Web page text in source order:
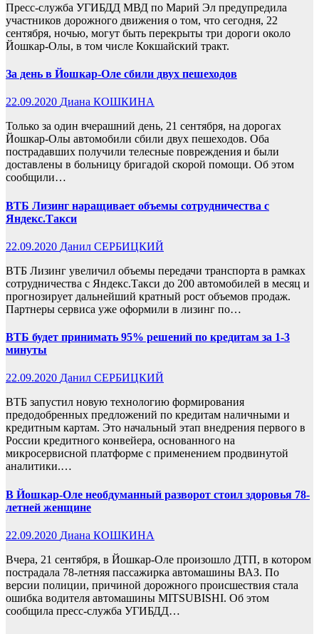
Пресс-служба УГИБДД МВД по Марий Эл предупредила
участников дорожного движения о том, что сегодня, 22
сентября, ночью, могут быть перекрыты три дороги около
Йошкар-Олы, в том числе Кокшайский тракт.
За день в Йошкар-Оле сбили двух пешеходов
22.09.2020 Диана КОШКИНА
Только за один вчерашний день, 21 сентября, на дорогах
Йошкар-Олы автомобили сбили двух пешеходов. Оба
пострадавших получили телесные повреждения и были
доставлены в больницу бригадой скорой помощи. Об этом
сообщили…
ВТБ Лизинг наращивает объемы сотрудничества с
Яндекс.Такси
22.09.2020 Данил СЕРБИЦКИЙ
ВТБ Лизинг увеличил объемы передачи транспорта в рамках
сотрудничества с Яндекс.Такси до 200 автомобилей в месяц и
прогнозирует дальнейший кратный рост объемов продаж.
Партнеры сервиса уже оформили в лизинг по…
ВТБ будет принимать 95% решений по кредитам за 1-3
минуты
22.09.2020 Данил СЕРБИЦКИЙ
ВТБ запустил новую технологию формирования
предодобренных предложений по кредитам наличными и
кредитным картам. Это начальный этап внедрения первого в
России кредитного конвейера, основанного на
микросервисной платформе с применением продвинутой
аналитики.…
В Йошкар-Оле необдуманный разворот стоил здоровья 78-
летней женщине
22.09.2020 Диана КОШКИНА
Вчера, 21 сентября, в Йошкар-Оле произошло ДТП, в котором
пострадала 78-летняя пассажирка автомашины ВАЗ. По
версии полиции, причиной дорожного происшествия стала
ошибка водителя автомашины MITSUBISHI. Об этом
сообщила пресс-служба УГИБДД…